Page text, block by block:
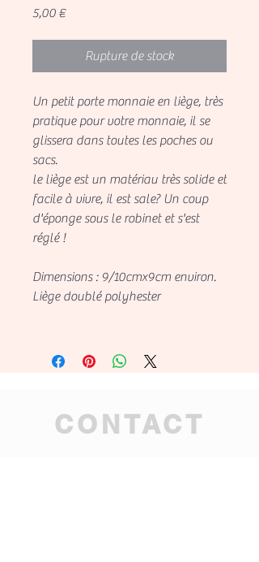
5,00 €Prix
Rupture de stock
Un petit porte monnaie en liège, très
pratique pour votre monnaie, il se
glissera dans toutes les poches ou
sacs.
le liège est un matériau très solide et
facile à vivre, il est sale? Un coup
d'éponge sous le robinet et s'est
réglé !
Dimensions : 9/10cmx9cm environ.
Liège doublé polyhester
CONTACT